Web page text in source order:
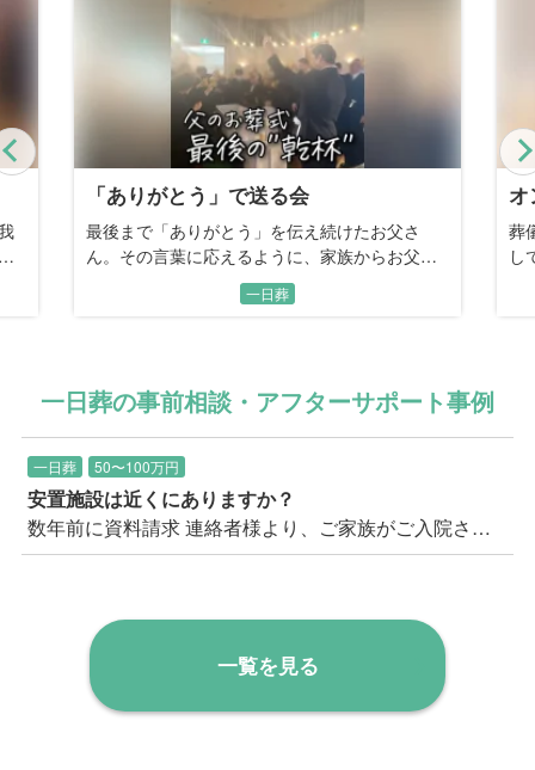
Previous
オンリーワン
葬儀に参列した経験から「人と同じは嫌」と話
していた、看板職人のお父さん。最後は家族の
手で描く、世界に一つだけの恩返しの時間。
一日葬
母
記
お
一日葬の事前相談・アフターサポート事例
一日葬 50〜100万円
安置施設は近くにありますか？
数年前に資料請求 連絡者様より、ご家族がご入院されたとのことで、そろそろ考えておこうと思われての久し振りのお問い合わせ。 以前お送りした見積書を失くしてしまったとのことでした。 まずご質問に上がったのは、三郷市内で安置施設があるか？ということ。 現在、三郷市内にはご安置可能な施設の空きがないので、隣の流山市になる可能性が高いことをご案内。 また入院された病院を起点で考えると、もう一つの候補としては足立区が候補として挙がることをご案内。 連絡者のお住まいから足立区は遠いいう印象だったため、まずは流山市に安置し、最寄りの三郷市斎場の霊安室へ後日移動することも出来る旨をご案内し、ご安心いただきました。 上記安置場所の距離や安置料などの費用面も少し気になされており、お見積りを事前に再度ご送付の上、 改めてご説明や万が一の流れ等もご説明し、この機会にクリアにしていきましょうとお伝えし、事前相談のご予約をいただきました。
一覧を見る